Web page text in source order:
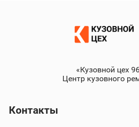
«Кузовной цех
Центр кузовного
Контакты